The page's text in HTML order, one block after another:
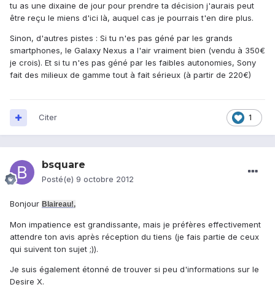
tu as une dixaine de jour pour prendre ta décision j'aurais peut
être reçu le miens d'ici là, auquel cas je pourrais t'en dire plus.
Sinon, d'autres pistes : Si tu n'es pas géné par les grands
smartphones, le Galaxy Nexus a l'air vraiment bien (vendu à 350€
je crois). Et si tu n'es pas géné par les faibles autonomies, Sony
fait des milieux de gamme tout à fait sérieux (à partir de 220€)
1
Citer
bsquare
Posté(e) 9 octobre 2012
Bonjour Blaireau!,
Mon impatience est grandissante, mais je préfères effectivement
attendre ton avis après réception du tiens (je fais partie de ceux
qui suivent ton sujet ;)).
Je suis également étonné de trouver si peu d'informations sur le
Desire X.